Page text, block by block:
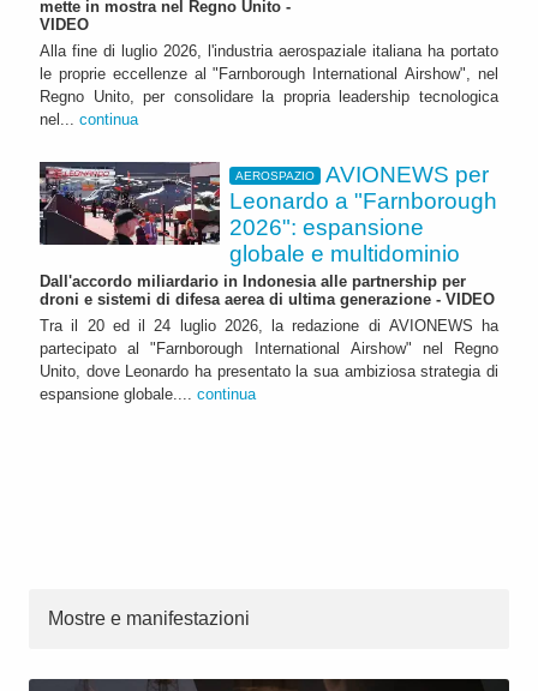
mette in mostra nel Regno Unito -
VIDEO
Alla fine di luglio 2026, l'industria aerospaziale italiana ha portato
le proprie eccellenze al "Farnborough International Airshow", nel
Regno Unito, per consolidare la propria leadership tecnologica
nel... continua
AEROSPAZIO
AVIONEWS per
Leonardo a "Farnborough
2026": espansione
globale e multidominio
Dall'accordo miliardario in Indonesia alle partnership per
droni e sistemi di difesa aerea di ultima generazione - VIDEO
Tra il 20 ed il 24 luglio 2026, la redazione di AVIONEWS ha
partecipato al "Farnborough International Airshow" nel Regno
Unito, dove Leonardo ha presentato la sua ambiziosa strategia di
espansione globale.... continua
Mostre e manifestazioni